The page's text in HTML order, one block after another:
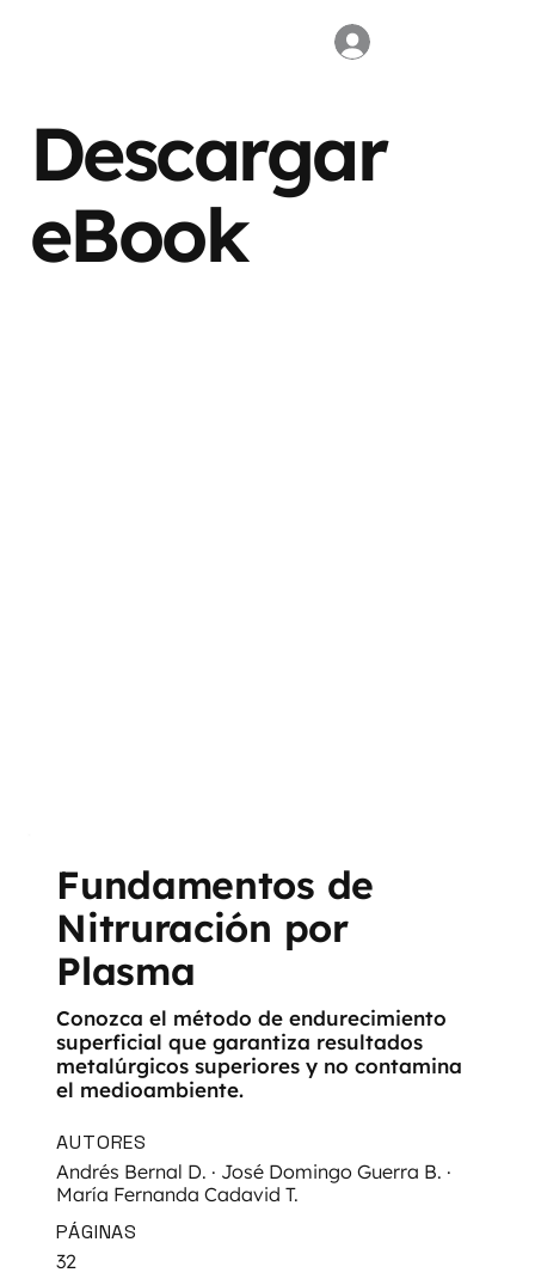
Descargar
eBook
Fundamentos de
Nitruración por
Plasma
Conozca el método de endurecimiento
superficial que garantiza resultados
metalúrgicos superiores y no contamina
el medioambiente.
AUTORES
Andrés Bernal D. · José Domingo Guerra B. ·
María Fernanda Cadavid T.
PÁGINAS
32